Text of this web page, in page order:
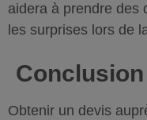
aidera à prendre des
les surprises lors de
Conclusion
Obtenir un devis